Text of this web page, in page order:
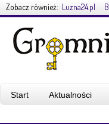
Zobacz również: Luzna24.pl
Start Aktualności